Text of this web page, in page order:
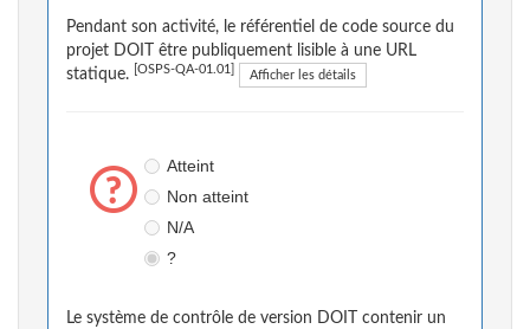
Pendant son activité, le référentiel de code source du
projet DOIT être publiquement lisible à une URL
statique.
[OSPS-QA-01.01] Afficher les détails
Atteint
Non atteint
N/A
?
Le système de contrôle de version DOIT contenir un